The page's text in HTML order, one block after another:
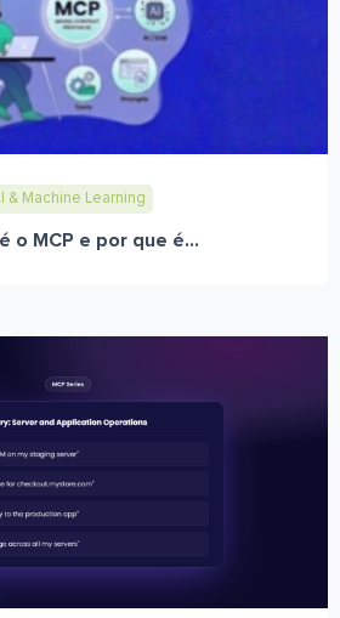
& Machine Learning
o MCP e por que é...